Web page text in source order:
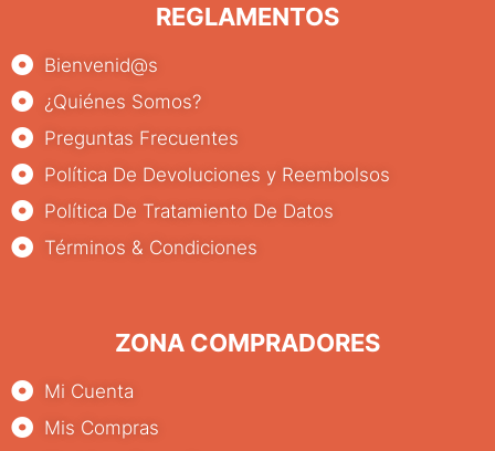
REGLAMENTOS
Bienvenid@s
¿Quiénes Somos?
Preguntas Frecuentes
Política De Devoluciones y Reembolsos
Política De Tratamiento De Datos
Términos & Condiciones
ZONA COMPRADORES
Mi Cuenta
Mis Compras